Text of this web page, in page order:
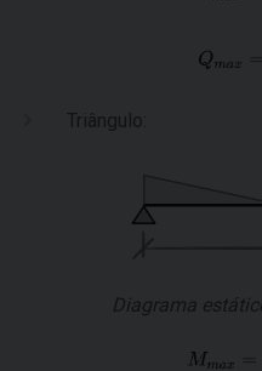
Triângulo:
Diagrama